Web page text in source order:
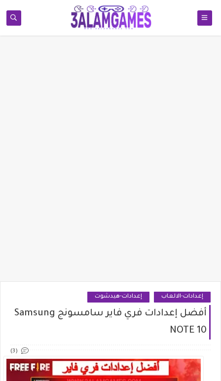
إعدادات-الالعاب إعدادات-هيدشوت
أفضل إعدادات فري فاير سامسونج Samsung
NOTE 10
(3)